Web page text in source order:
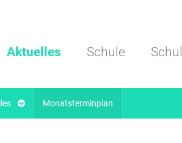
Aktuelles Schule
Monatsterminplan